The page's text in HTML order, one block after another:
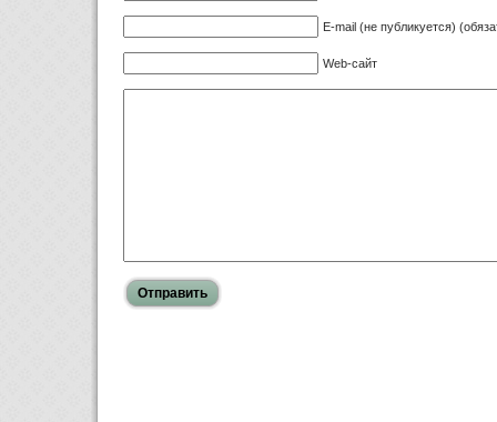
E-mail (не публикуется)
Web-сайт